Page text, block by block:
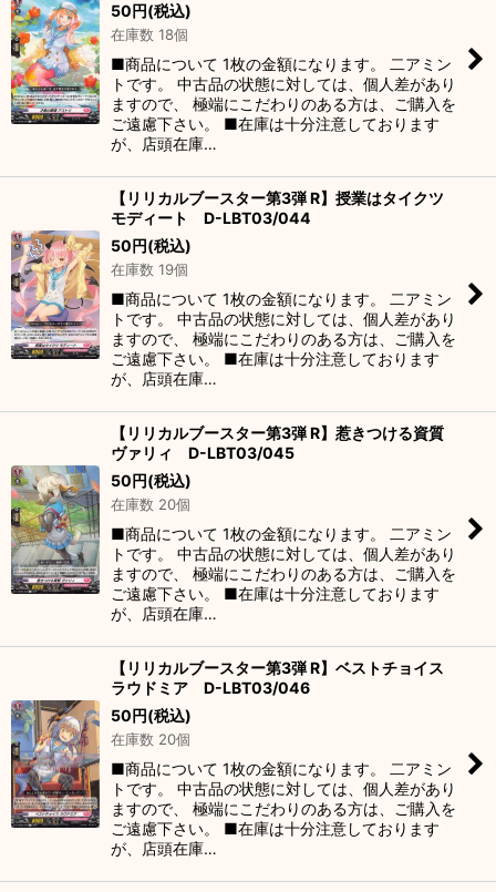
50円(税込)
在庫数 18個
■商品について 1枚の金額になります。 二アミン
トです。 中古品の状態に対しては、個人差があり
ますので、 極端にこだわりのある方は、ご購入を
ご遠慮下さい。 ■在庫は十分注意しております
が、店頭在庫…
【リリカルブースター第3弾 R】授業はタイクツ
モディート D-LBT03/044
50円(税込)
在庫数 19個
■商品について 1枚の金額になります。 二アミン
トです。 中古品の状態に対しては、個人差があり
ますので、 極端にこだわりのある方は、ご購入を
ご遠慮下さい。 ■在庫は十分注意しております
が、店頭在庫…
【リリカルブースター第3弾 R】惹きつける資質
ヴァリィ D-LBT03/045
50円(税込)
在庫数 20個
■商品について 1枚の金額になります。 二アミン
トです。 中古品の状態に対しては、個人差があり
ますので、 極端にこだわりのある方は、ご購入を
ご遠慮下さい。 ■在庫は十分注意しております
が、店頭在庫…
【リリカルブースター第3弾 R】ベストチョイス
ラウドミア D-LBT03/046
50円(税込)
在庫数 20個
■商品について 1枚の金額になります。 二アミン
トです。 中古品の状態に対しては、個人差があり
ますので、 極端にこだわりのある方は、ご購入を
ご遠慮下さい。 ■在庫は十分注意しております
が、店頭在庫…